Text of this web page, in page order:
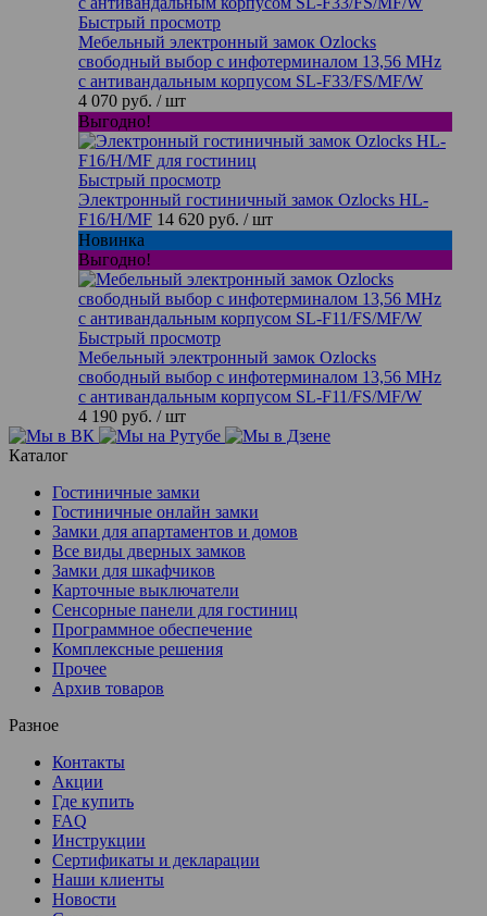
Быстрый просмотр
Мебельный электронный замок Ozlocks
свободный выбор с инфотерминалом 13,56 MHz
с антивандальным корпусом SL-F33/FS/MF/W
4 070 руб. / шт
Выгодно!
Быстрый просмотр
Электронный гостиничный замок Ozlocks HL-
F16/H/MF 14 620 руб. / шт
Новинка
Выгодно!
Быстрый просмотр
Мебельный электронный замок Ozlocks
свободный выбор с инфотерминалом 13,56 MHz
с антивандальным корпусом SL-F11/FS/MF/W
4 190 руб. / шт
Каталог
Гостиничные замки
Гостиничные онлайн замки
Замки для апартаментов и домов
Все виды дверных замков
Замки для шкафчиков
Карточные выключатели
Сенсорные панели для гостиниц
Программное обеспечение
Комплексные решения
Прочее
Архив товаров
Разное
Контакты
Акции
Где купить
FAQ
Инструкции
Сертификаты и декларации
Наши клиенты
Новости